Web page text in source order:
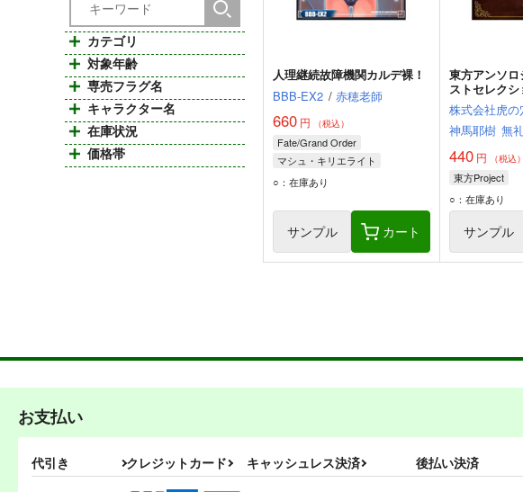
カテゴリ
対象年齢
専売フラグ名
キャラクター名
在庫状況
価格帯
人理継続故障機関カルデ裸！
BBB-EX2 / 赤穂老師
660 円 （税込）
Fate/Grand Order
マシュ・キリエライト
ネロ・クラウディウス
○：在庫あり
サンプル カート
東方アンソ
ストセレク
弐・マヨヒ
株式会社虎の
神馬耶樹 無
440円 （税込）
東方Project
○：在庫あり
サンプル
お支払い
代引き クレジットカード キャッシュレス決済 後払い決済